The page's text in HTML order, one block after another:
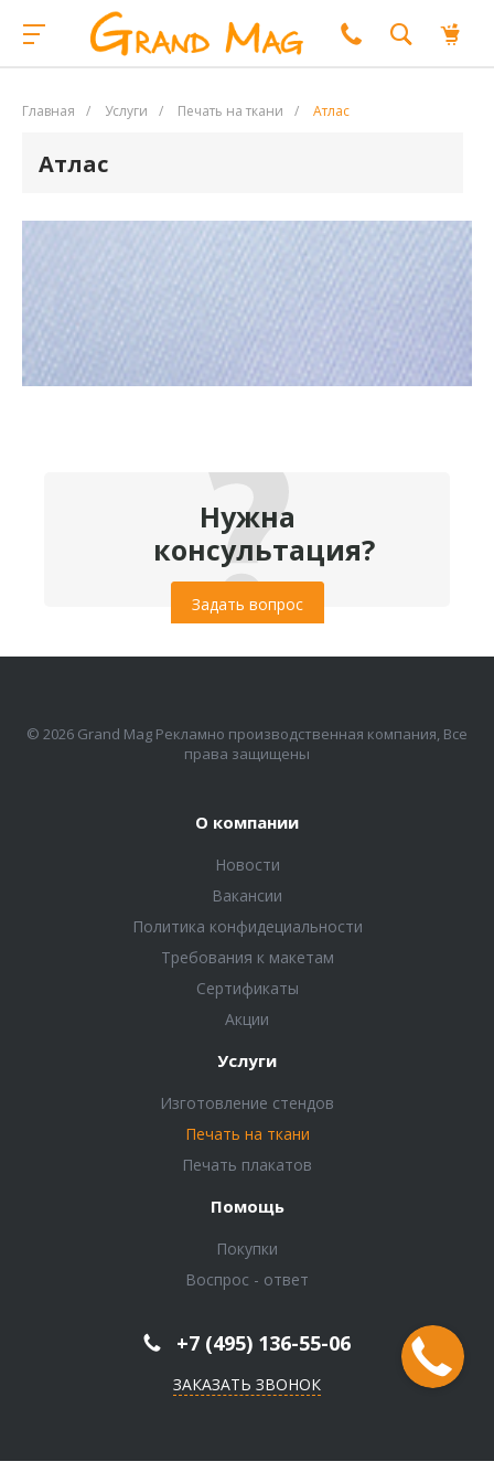
Главная / Услуги / Печать на ткани / Атлас
Атлас
Нужна
консультация?
Задать вопрос
© 2026 Grand Mag Рекламно производственная компания, Все
права защищены
О компании
Новости
Вакансии
Политика конфидециальности
Требования к макетам
Сертификаты
Акции
Услуги
Изготовление стендов
Печать на ткани
Печать плакатов
Помощь
Покупки
Воспрос - ответ
+7 (495) 136-55-06
ЗАКАЗАТЬ ЗВОНОК